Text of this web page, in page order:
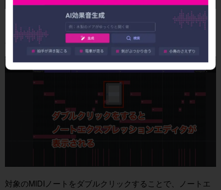
【ノートエクスプレッションデータを表示】にチェックを
入れます。
対象のMIDIノートをダブルクリックすることで、ノートエ